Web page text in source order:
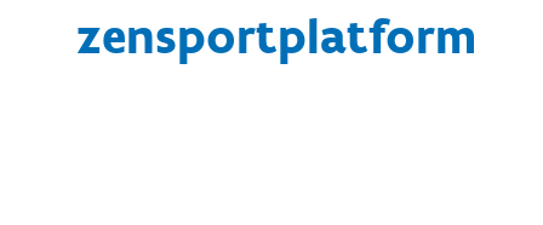
zensportplatform